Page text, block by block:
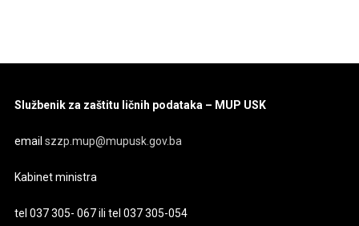
Službenik za zaštitu ličnih podataka – MUP USK
emailszzp.mup@mupusk.gov.ba
Kabinet ministra
tel 037 305- 067 ili tel 037 305-054